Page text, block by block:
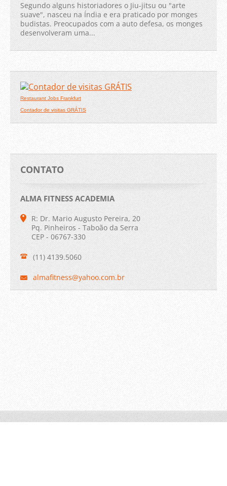
Segundo alguns historiadores o Jiu-jitsu ou "arte
suave", nasceu na Índia e era praticado por monges
budistas. Preocupados com a auto defesa, os monges
desenvolveram uma...
Restaurant Jobs Frankfurt
Contador de visitas GRÁTIS
CONTATO
ALMA FITNESS ACADEMIA
R: Dr. Mario Augusto Pereira, 20
Pq. Pinheiros - Taboão da Serra
CEP - 06767-330
(11) 4139.5060
almafitness@yahoo.com.br